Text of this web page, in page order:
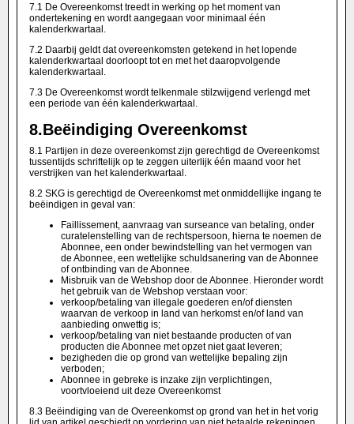
7.1 De Overeenkomst treedt in werking op het moment van
ondertekening en wordt aangegaan voor minimaal één
kalenderkwartaal.
7.2 Daarbij geldt dat overeenkomsten getekend in het lopende
kalenderkwartaal doorloopt tot en met het daaropvolgende
kalenderkwartaal.
7.3 De Overeenkomst wordt telkenmale stilzwijgend verlengd met
een periode van één kalenderkwartaal.
8.Beëindiging Overeenkomst
8.1 Partijen in deze overeenkomst zijn gerechtigd de Overeenkomst
tussentijds schriftelijk op te zeggen uiterlijk één maand voor het
verstrijken van het kalenderkwartaal.
8.2 SKG is gerechtigd de Overeenkomst met onmiddellijke ingang te
beëindigen in geval van:
Faillissement, aanvraag van surseance van betaling, onder
curatelenstelling van de rechtspersoon, hierna te noemen de
Abonnee, een onder bewindstelling van het vermogen van
de Abonnee, een wettelijke schuldsanering van de Abonnee
of ontbinding van de Abonnee.
Misbruik van de Webshop door de Abonnee. Hieronder wordt
het gebruik van de Webshop verstaan voor:
verkoop/betaling van illegale goederen en/of diensten
waarvan de verkoop in land van herkomst en/of land van
aanbieding onwettig is;
verkoop/betaling van niet bestaande producten of van
producten die Abonnee met opzet niet gaat leveren;
bezigheden die op grond van wettelijke bepaling zijn
verboden;
Abonnee in gebreke is inzake zijn verplichtingen,
voortvloeiend uit deze Overeenkomst
8.3 Beëindiging van de Overeenkomst op grond van het in het vorig